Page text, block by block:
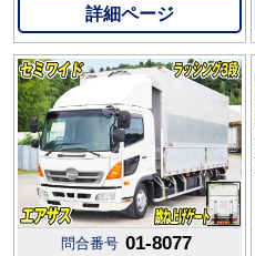
詳細ページ
問合番号 01-8077